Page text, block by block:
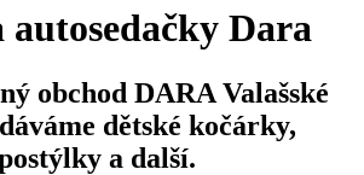
Dara
obchod DARA Valašské
dětské kočárky,
a další.